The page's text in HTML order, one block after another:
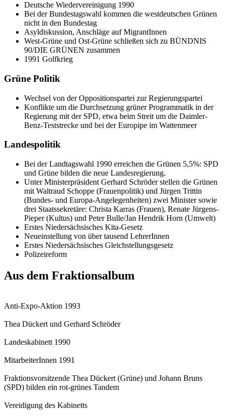
Deutsche Wiedervereinigung 1990
Bei der Bundestagswahl kommen die westdeutschen Grünen
nicht in den Bundestag
Asyldiskussion, Anschläge auf MigrantInnen
West-Grüne und Ost-Grüne schließen sich zu BÜNDNIS
90/DIE GRÜNEN zusammen
1991 Golfkrieg
Grüne Politik
Wechsel von der Oppositionspartei zur Regierungspartei
Konflikte um die Durchsetzung grüner Programmatik in der
Regierung mit der SPD, etwa beim Streit um die Daimler-
Benz-Teststrecke und bei der Europipe im Wattenmeer
Landespolitik
Bei der Landtagswahl 1990 erreichen die Grünen 5,5%: SPD
und Grüne bilden die neue Landesregierung.
Unter Ministerpräsident Gerhard Schröder stellen die Grünen
mit Waltraud Schoppe (Frauenpolitik) und Jürgen Trittin
(Bundes- und Europa-Angelegenheiten) zwei Minister sowie
drei Staatssekretäre: Christa Karras (Frauen), Renate Jürgens-
Pieper (Kultus) und Peter Bulle/Jan Hendrik Horn (Umwelt)
Erstes Niedersächsisches Kita-Gesetz
Neueinstellung von über tausend LehrerInnen
Erstes Niedersächsisches Gleichstellungsgesetz
Polizeireform
Aus dem Fraktionsalbum
Anti-Expo-Aktion 1993
Thea Dückert und Gerhard Schröder
Landeskabinett 1990
MitarbeiterInnen 1991
Fraktionsvorsitzende Thea Dückert (Grüne) und Johann Bruns
(SPD) bilden ein rot-grünes Tandem
Vereidigung des Kabinetts